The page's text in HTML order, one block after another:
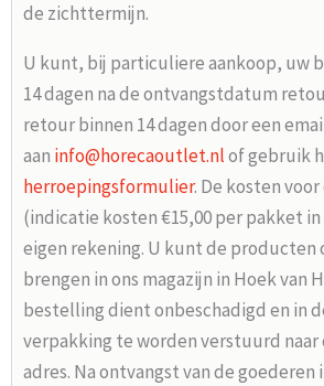
de zichttermijn.
U kunt, bij particuliere aankoop, uw
14 dagen na de ontvangstdatum
retour binnen 14 dagen door een
aan info@horecaoutlet.nlof gebruik
herroepingsformulier. De kosten
(indicatie kosten €15,00 per pakket
eigen rekening. U kunt de producten
brengen in ons magazijn in Hoek van
bestelling dient onbeschadigd en in
verpakking te worden verstuurd naar
adres. Na ontvangst van de goederen